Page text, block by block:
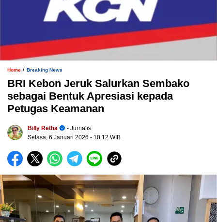
Home / Breaking News
BRI Kebon Jeruk Salurkan Sembako
sebagai Bentuk Apresiasi kepada
Petugas Keamanan
Billy Retha
- Jurnalis
Selasa, 6 Januari 2026 - 10:12 WIB